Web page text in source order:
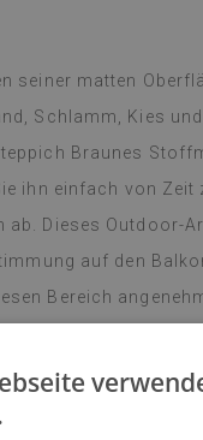
seiner matten
Schlamm, Kies
Braunes
ihn einfach von Zeit
ab. Dieses Outdoor-
auf den
Bereich
Farben erfreuen das
Ihre Terrasse zu